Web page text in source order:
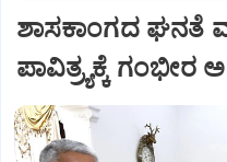
ಶಾಸಕಾಂಗದ ಘನತೆ
ಪಾವಿತ್ರ್ಯಕ್ಕೆ ಗಂಭೀರ